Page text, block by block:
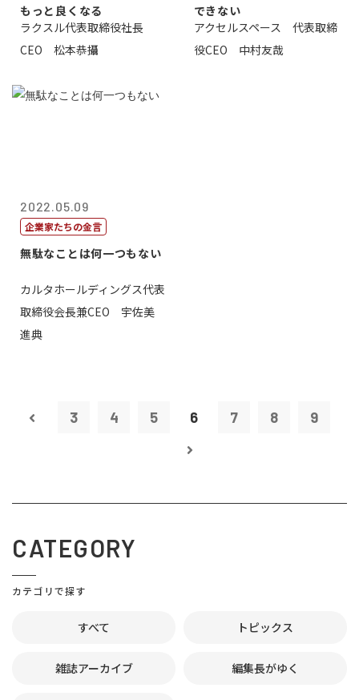
もっと良くなる
ラクスル代表取締役社長
CEO 松本恭攝
できない
アクセルスペース 代表取締
役CEO 中村友哉
2022.05.09
企業家たちの金言
無駄なことは何一つもない
カルタホールディングス代表
取締役会長兼CEO 宇佐美
進典
3 4 5 6 7 8 9
CATEGORY
カテゴリで探す
すべて トピックス
雑誌アーカイブ 編集長がゆく